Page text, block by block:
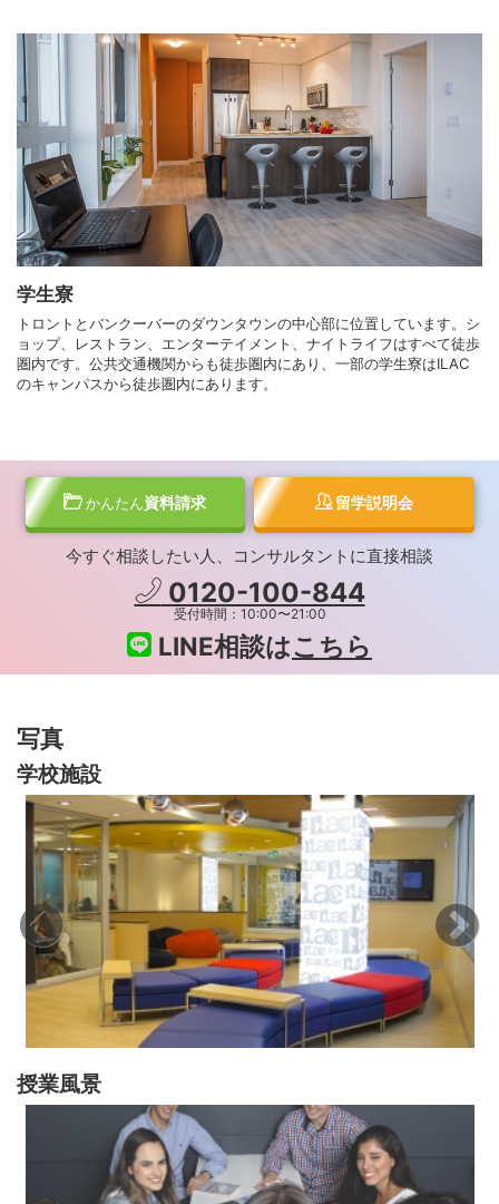
学生寮
トロントとバンクーバーのダウンタウンの中心部に位置しています。シ
ョップ、レストラン、エンターテイメント、ナイトライフはすべて徒歩
圏内です。公共交通機関からも徒歩圏内にあり、一部の学生寮はILAC
のキャンパスから徒歩圏内にあります。
かんたん資料請求 留学説明会
今すぐ相談したい人、コンサルタントに直接相談
0120-100-844
受付時間：10:00〜21:00
LINE相談はこちら
写真
学校施設
授業風景